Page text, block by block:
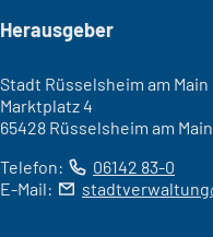
Seitenfuß
Herausgeber
Stadt Rüsselsheim am Main
Marktplatz 4
65428 Rüsselsheim am Main
Telefon:
06142 83-0
E-Mail:
stadtverwaltung